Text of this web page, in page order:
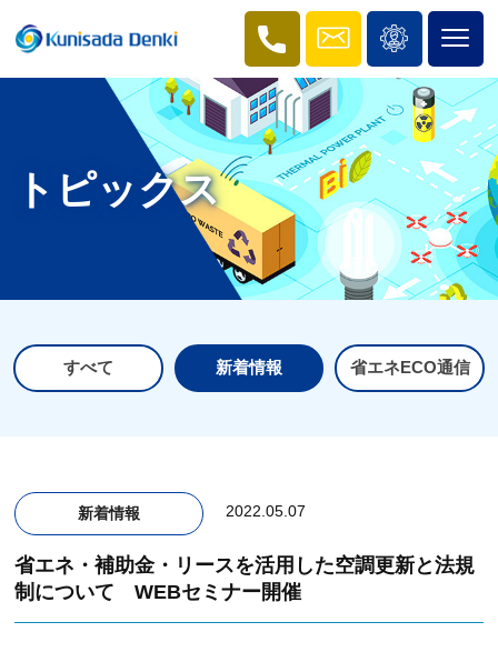
トピックス
すべて 新着情報 省エネECO通信
新着情報 2022.05.07
省エネ・補助金・リースを活用した空調更新と法規
制について WEBセミナー開催